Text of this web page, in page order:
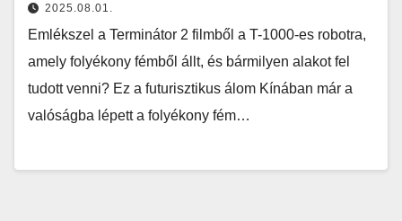
2025.08.01.
Emlékszel a Terminátor 2 filmből a T-1000-es robotra,
amely folyékony fémből állt, és bármilyen alakot fel
tudott venni? Ez a futurisztikus álom Kínában már a
valóságba lépett a folyékony fém…